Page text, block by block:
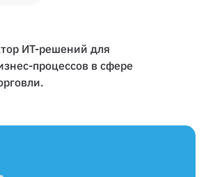
ИТ-решений для
процессов в сфере